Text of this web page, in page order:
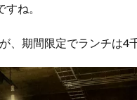
ね。
期間限定でランチは4